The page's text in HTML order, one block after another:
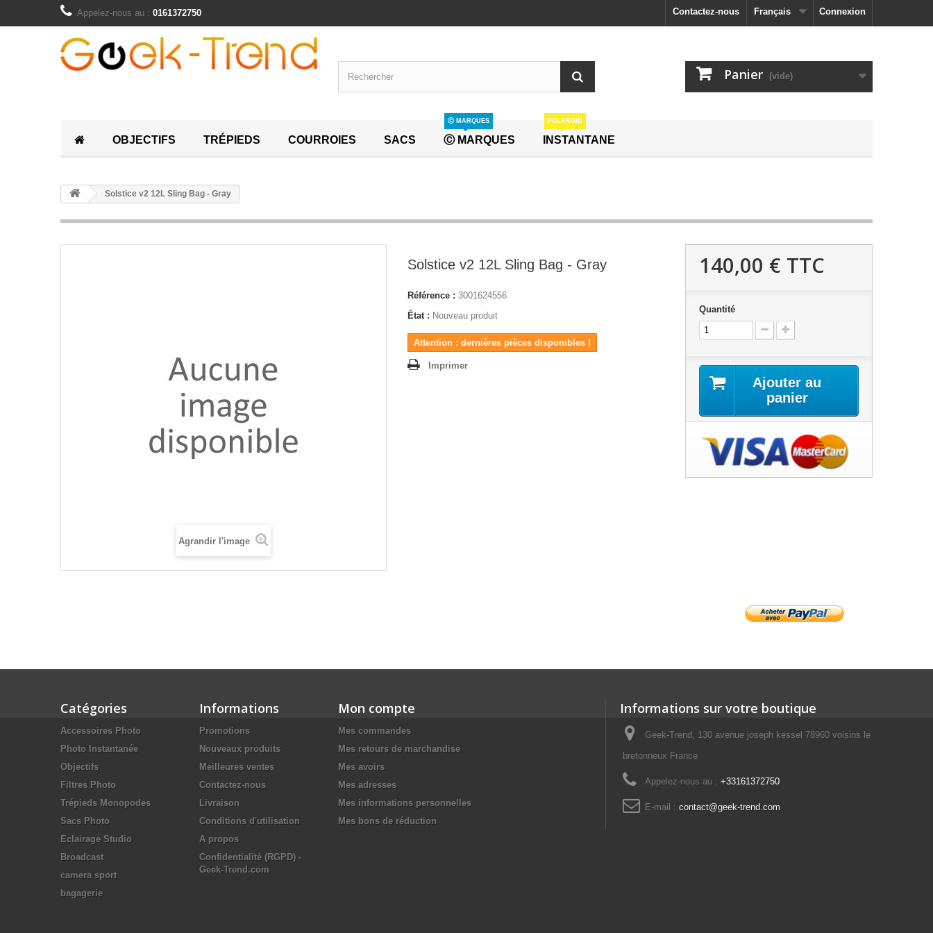
Connexion
Français
Contactez-nous
Appelez-nous au : 0161372750
Panier (vide)
OBJECTIFS TRÉPIEDS COURROIES SACS Ⓒ MARQUES
Ⓒ MARQUES
INSTANTANE
POLAROID
Solstice v2 12L Sling Bag - Gray
Agrandir l'image
Solstice v2 12L Sling Bag - Gray
Référence : 3001624556
État : Nouveau produit
Attention : dernières pièces disponibles !
Imprimer
140,00 € TTC
Quantité
Ajouter au
panier
Catégories
Accessoires Photo
Photo Instantanée
Objectifs
Filtres Photo
Trépieds Monopodes
Sacs Photo
Eclairage Studio
Broadcast
camera sport
bagagerie
Informations
Promotions
Nouveaux produits
Meilleures ventes
Contactez-nous
Livraison
Conditions d'utilisation
A propos
Confidentialité (RGPD) -
Geek-Trend.com
Mon compte
Mes commandes
Mes retours de marchandise
Mes avoirs
Mes adresses
Mes informations personnelles
Mes bons de réduction
Informations sur votre boutique
Geek-Trend, 130 avenue joseph kessel 78960 voisins le
bretonneux France
Appelez-nous au : +33161372750
E-mail : contact@geek-trend.com